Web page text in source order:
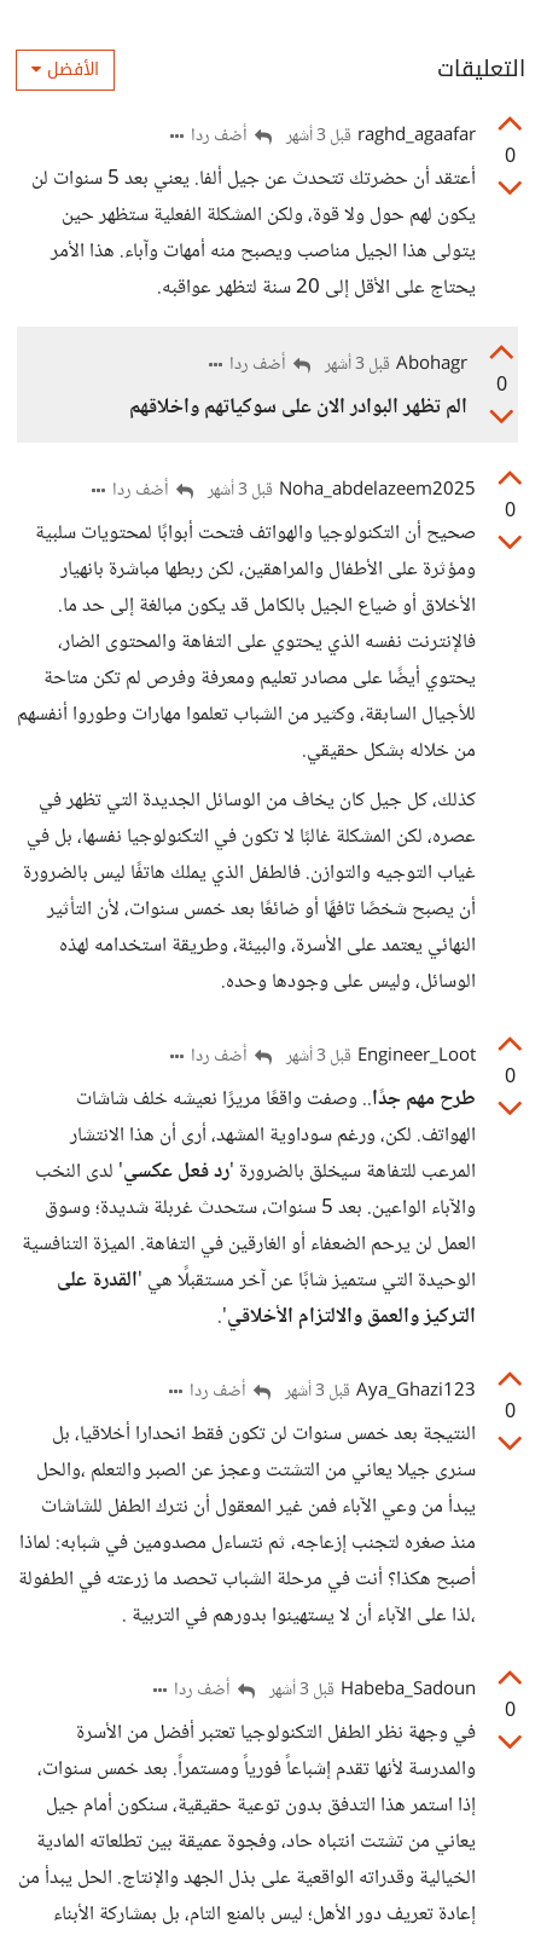
التعليقات الأفضل
0
raghd_agaafar قبل 3 أشهر أضف ردا
أعتقد أن حضرتك تتحدث عن جيل ألفا. يعني بعد 5 سنوات لن
يكون لهم حول ولا قوة، ولكن المشكلة الفعلية ستظهر حين
يتولى هذا الجيل مناصب ويصبح منه أمهات وآباء. هذا الأمر
يحتاج على الأقل إلى 20 سنة لتظهر عواقبه.
0
Abohagr قبل 3 أشهر أضف ردا
الم تظهر البوادر الان على سوكياتهم واخلاقهم
0
Noha_abdelazeem2025 قبل 3 أشهر أضف ردا
صحيح أن التكنولوجيا والهواتف فتحت أبوابًا لمحتويات سلبية
ومؤثرة على الأطفال والمراهقين، لكن ربطها مباشرة بانهيار
الأخلاق أو ضياع الجيل بالكامل قد يكون مبالغة إلى حد ما.
فالإنترنت نفسه الذي يحتوي على التفاهة والمحتوى الضار،
يحتوي أيضًا على مصادر تعليم ومعرفة وفرص لم تكن متاحة
للأجيال السابقة، وكثير من الشباب تعلموا مهارات وطوروا أنفسهم
من خلاله بشكل حقيقي.
كذلك، كل جيل كان يخاف من الوسائل الجديدة التي تظهر في
عصره، لكن المشكلة غالبًا لا تكون في التكنولوجيا نفسها، بل في
غياب التوجيه والتوازن. فالطفل الذي يملك هاتفًا ليس بالضرورة
أن يصبح شخصًا تافهًا أو ضائعًا بعد خمس سنوات، لأن التأثير
النهائي يعتمد على الأسرة، والبيئة، وطريقة استخدامه لهذه
الوسائل، وليس على وجودها وحده.
0
Engineer_Loot قبل 3 أشهر أضف ردا
طرح مهم جدًا.. وصفت واقعًا مريرًا نعيشه خلف شاشات
الهواتف. لكن، ورغم سوداوية المشهد، أرى أن هذا الانتشار
المرعب للتفاهة سيخلق بالضرورة 'رد فعل عكسي' لدى النخب
والآباء الواعين. بعد 5 سنوات، ستحدث غربلة شديدة؛ وسوق
العمل لن يرحم الضعفاء أو الغارقين في التفاهة. الميزة التنافسية
الوحيدة التي ستميز شابًا عن آخر مستقبلًا هي 'القدرة على
التركيز والعمق والالتزام الأخلاقي'.
0
Aya_Ghazi123 قبل 3 أشهر أضف ردا
النتيجة بعد خمس سنوات لن تكون فقط انحدارا أخلاقيا، بل
سنرى جيلا يعاني من التشتت وعجز عن الصبر والتعلم ،والحل
يبدأ من وعي الآباء فمن غير المعقول أن نترك الطفل للشاشات
منذ صغره لتجنب إزعاجه، ثم نتساءل مصدومين في شبابه: لماذا
أصبح هكذا؟ أنت في مرحلة الشباب تحصد ما زرعته في الطفولة
،لذا على الآباء أن لا يستهينوا بدورهم في التربية .
0
Habeba_Sadoun قبل 3 أشهر أضف ردا
في وجهة نظر الطفل التكنولوجيا تعتبر أفضل من الأسرة
والمدرسة لأنها تقدم إشباعاً فورياً ومستمراً. بعد خمس سنوات،
إذا استمر هذا التدفق بدون توعية حقيقية، سنكون أمام جيل
يعاني من تشتت انتباه حاد، وفجوة عميقة بين تطلعاته المادية
الخيالية وقدراته الواقعية على بذل الجهد والإنتاج. الحل يبدأ من
إعادة تعريف دور الأهل؛ ليس بالمنع التام، بل بمشاركة الأبناء